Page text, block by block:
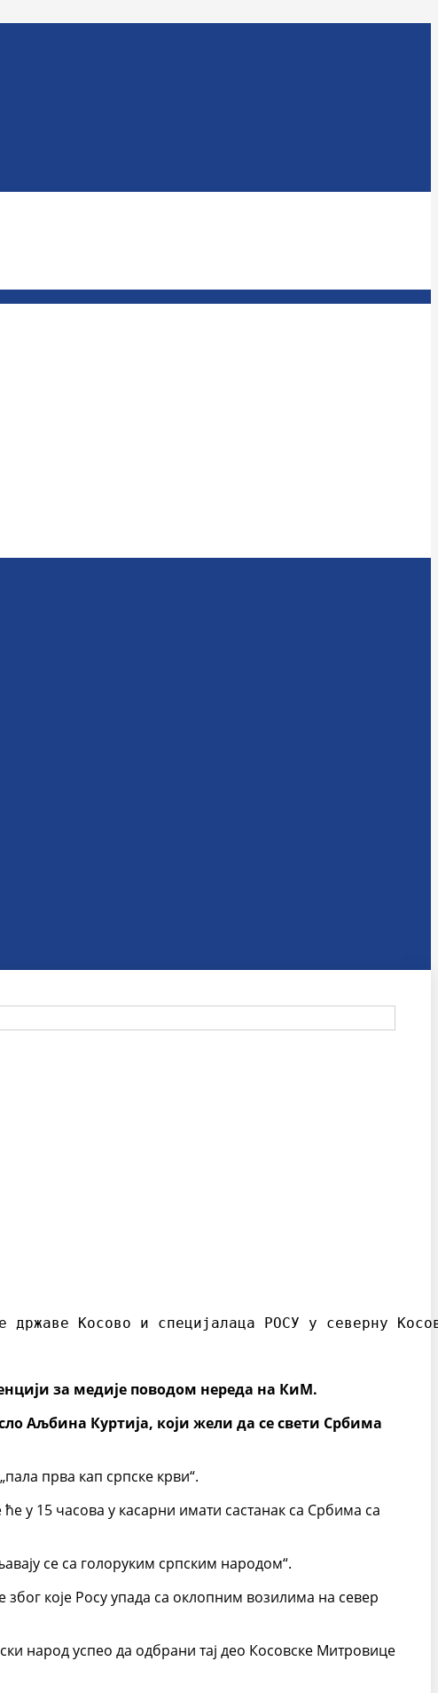
Косово и специјалаца РОСУ у северну
за медије поводом нереда на КиМ.
Аљбина Куртија, који жели да се свети Србима
прва кап српске крви“.
у 15 часова у касарни имати састанак са Србима са
се са голоруким српским народом“.
које Росу упада са оклопним возилима на север
народ успео да одбрани тај део Косовске Митровице